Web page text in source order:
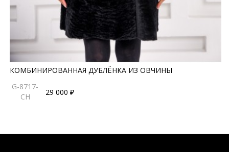
КОМБИНИРОВАННАЯ ДУБЛЁНКА ИЗ ОВЧИНЫ
G-8717-
CH
29 000 ₽